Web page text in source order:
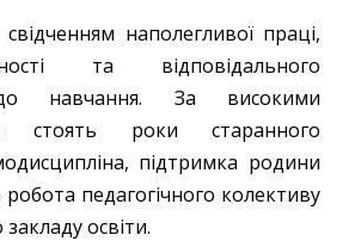
наполегливої праці,
та відповідального
навчання. За високими
стоять роки старанного
підтримка родини
педагогічного колективу
освіти.